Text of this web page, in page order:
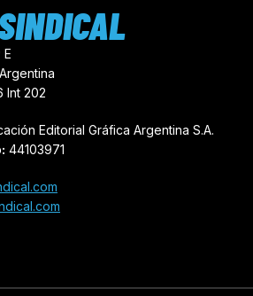
Int 202
Editorial Gráfica Argentina S.A.
44103971